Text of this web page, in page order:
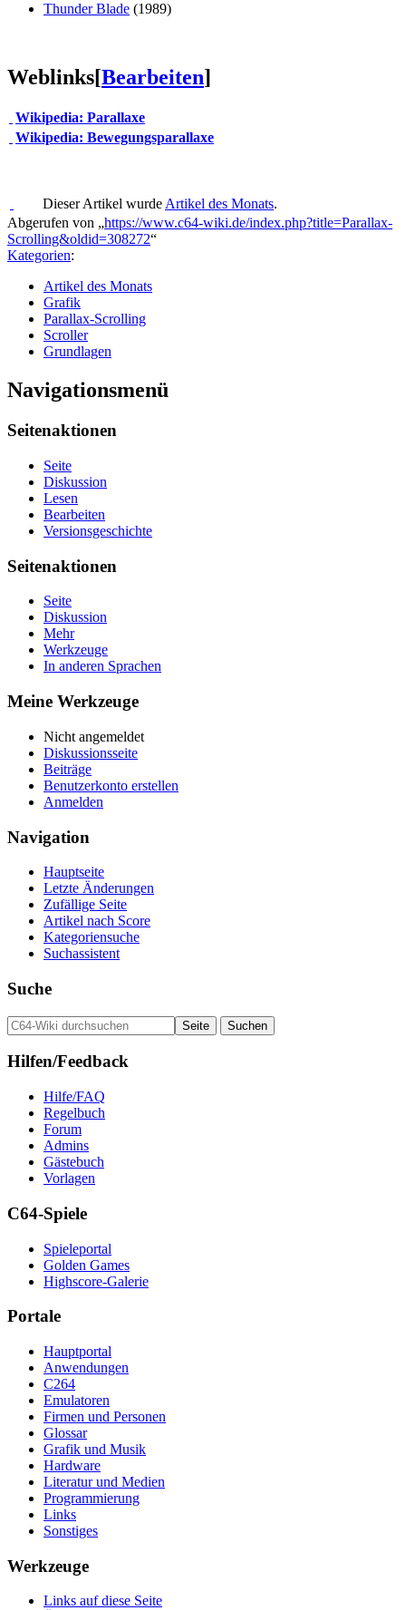
Thunder Blade (1989)
Weblinks[Bearbeiten]
Wikipedia: Parallaxe
Wikipedia: Bewegungsparallaxe
Dieser Artikel wurde Artikel des Monats.
Abgerufen von „https://www.c64-wiki.de/index.php?title=Parallax-
Scrolling&oldid=308272“
Kategorien:
Artikel des Monats
Grafik
Parallax-Scrolling
Scroller
Grundlagen
Navigationsmenü
Seitenaktionen
Seite
Diskussion
Lesen
Bearbeiten
Versionsgeschichte
Seitenaktionen
Seite
Diskussion
Mehr
Werkzeuge
In anderen Sprachen
Meine Werkzeuge
Nicht angemeldet
Diskussionsseite
Beiträge
Benutzerkonto erstellen
Anmelden
Navigation
Hauptseite
Letzte Änderungen
Zufällige Seite
Artikel nach Score
Kategoriensuche
Suchassistent
Suche
Hilfen/Feedback
Hilfe/FAQ
Regelbuch
Forum
Admins
Gästebuch
Vorlagen
C64-Spiele
Spieleportal
Golden Games
Highscore-Galerie
Portale
Hauptportal
Anwendungen
C264
Emulatoren
Firmen und Personen
Glossar
Grafik und Musik
Hardware
Literatur und Medien
Programmierung
Links
Sonstiges
Werkzeuge
Links auf diese Seite